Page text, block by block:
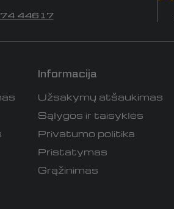
44617
Informacija
Užsakymų atšaukimas
Sąlygos ir taisyklės
Privatumo politika
Pristatymas
Grąžinimas